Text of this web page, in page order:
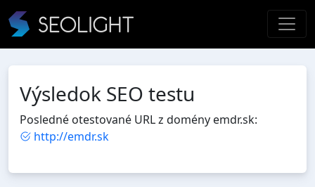
Výsledok SEO testu
Posledné otestované URL z domény emdr.sk:
http://emdr.sk